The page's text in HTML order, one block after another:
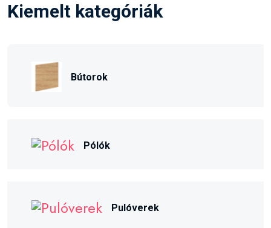
Kiemelt kategóriák
Bútorok
Pólók
Pulóverek